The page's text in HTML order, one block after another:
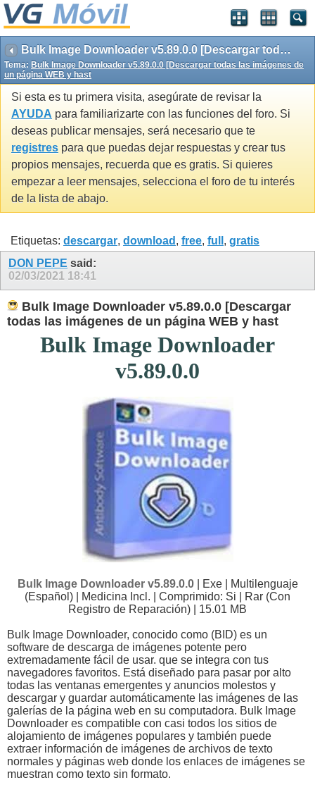
Bulk Image Downloader v5.89.0.0 [Descargar todas las imágenes de un página WEB y hast
Tema: Bulk Image Downloader v5.89.0.0 [Descargar todas las imágenes de
un página WEB y hast
Si esta es tu primera visita, asegúrate de revisar la
AYUDA para familiarizarte con las funciones del foro. Si
deseas publicar mensajes, será necesario que te
registres para que puedas dejar respuestas y crear tus
propios mensajes, recuerda que es gratis. Si quieres
empezar a leer mensajes, selecciona el foro de tu interés
de la lista de abajo.
Etiquetas: descargar, download , free, full , gratis
DON PEPE said:
02/03/2021 18:41
Bulk Image Downloader v5.89.0.0 [Descargar
todas las imágenes de un página WEB y hast
Bulk Image Downloader
v5.89.0.0
Bulk Image Downloader v5.89.0.0| Exe | Multilenguaje
(Español) | Medicina Incl. | Comprimido: Si | Rar (Con
Registro de Reparación) | 15.01 MB
Bulk Image Downloader, conocido como (BID) es un
software de descarga de imágenes potente pero
extremadamente fácil de usar. que se integra con tus
navegadores favoritos. Está diseñado para pasar por alto
todas las ventanas emergentes y anuncios molestos y
descargar y guardar automáticamente las imágenes de las
galerías de la página web en su computadora. Bulk Image
Downloader es compatible con casi todos los sitios de
alojamiento de imágenes populares y también puede
extraer información de imágenes de archivos de texto
normales y páginas web donde los enlaces de imágenes se
muestran como texto sin formato.